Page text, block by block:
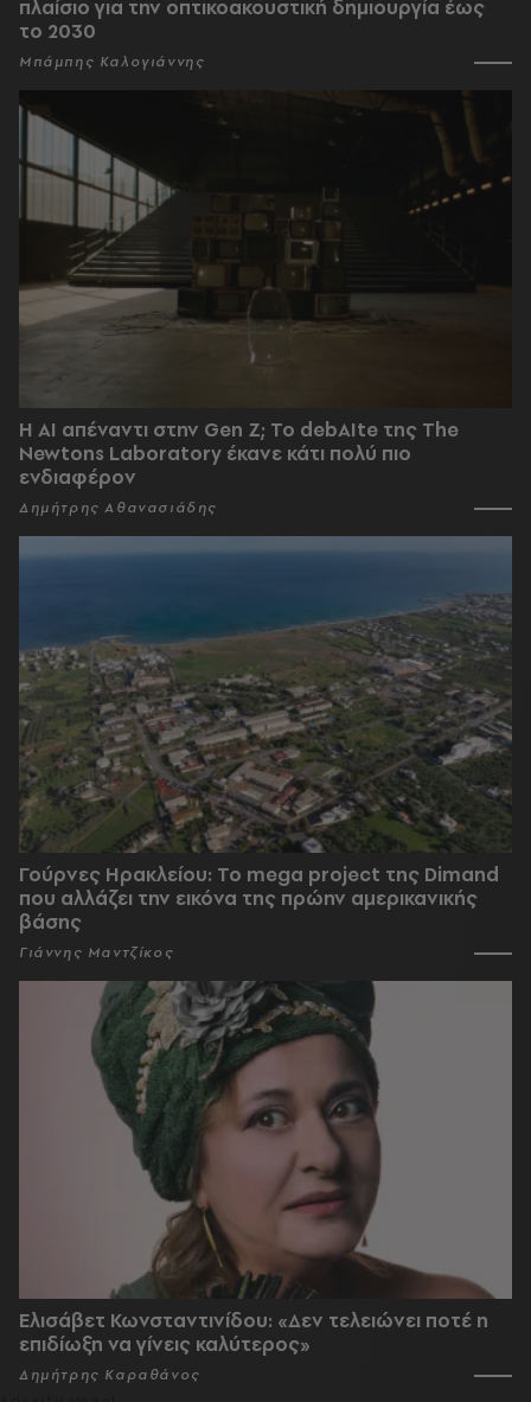
πλαίσιο για την οπτικοακουστική δημιουργία έως
το 2030
Μπάμπης Καλογιάννης
Η AI απέναντι στην Gen Z; Το debAIte της The
Newtons Laboratory έκανε κάτι πολύ πιο
ενδιαφέρον
Δημήτρης Αθανασιάδης
Γούρνες Ηρακλείου: To mega project της Dimand
που αλλάζει την εικόνα της πρώην αμερικανικής
βάσης
Γιάννης Μαντζίκος
Ελισάβετ Κωνσταντινίδου: «Δεν τελειώνει ποτέ η
επιδίωξη να γίνεις καλύτερος»
Δημήτρης Καραθάνος